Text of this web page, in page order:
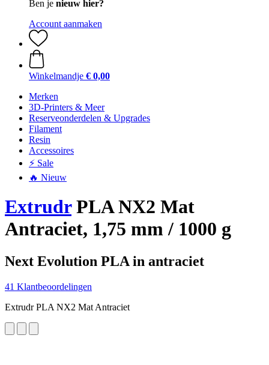
Ben je nieuw hier?
Account aanmaken
Winkelmandje € 0,00
Merken
3D-Printers & Meer
Reserveonderdelen & Upgrades
Filament
Resin
Accessoires
⚡ Sale
🔥 Nieuw
ExtrudrPLA NX2 Mat
Antraciet, 1,75 mm / 1000 g
Next Evolution PLA in antraciet
41 Klantbeoordelingen
Extrudr PLA NX2 Mat Antraciet